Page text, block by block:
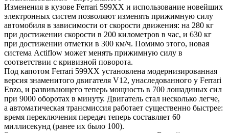
Изменения в кузове Ferrari 599XX и использование новейших
электронных систем позволяют изменять прижимную силу
автомобиля в зависимости от скорости движения: на 280 кг
при достижении скорости в 200 километров в час, и 630 кг
при достижении отметки в 300 км/ч. Помимо этого, новая
система Actiflow может менять прижимную силу в
соответствии с кривизной поворота.
Под капотом Ferrari 599XX установлена модернизированная
версия знаменитого двигателя V12, унаследованного у Ferrari
Enzo, и развивающего теперь мощность в 700 лошадиных сил
при 9000 оборотах в минуту. Двигатель стал несколько легче,
а автоматическая трансмиссия работает существенно быстрее:
время переключения передач теперь составляет 60
миллисекунд (ранее их было 100).